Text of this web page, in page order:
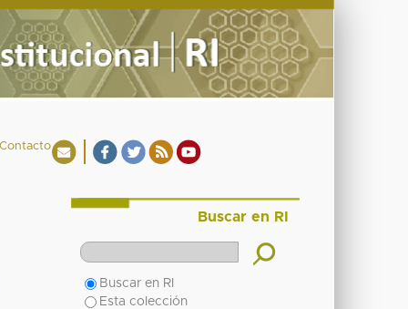
Contacto
Buscar en RI
Buscar en RI
Esta colección